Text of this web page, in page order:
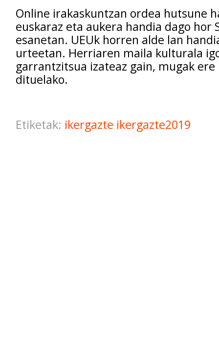
Online irakaskuntzan ordea hutsune
euskaraz eta aukera handia dago hor
esanetan. UEUk horren alde lan
urteetan. Herriaren maila kulturala
garrantzitsua izateaz gain, mugak
dituelako.
Etiketak: ikergazte ikergazte2019